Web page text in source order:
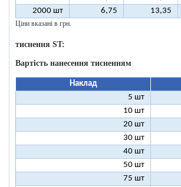
2000 шт
6,75 13,35
Ціни вказані в грн.
тиснення ST:
Вартість нанесення тисненням
Наклад
5 шт
10 шт
20 шт
30 шт
40 шт
50 шт
75 шт